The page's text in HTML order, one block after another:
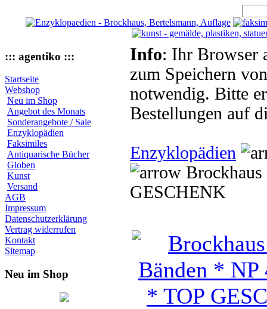
::: agentiko :::
Startseite
Webshop
Neu im Shop
Angebot des Monats
Sonderangebote / Sale
Enzyklopädien
Faksimiles
Antiquarische Bücher
Globen
Kunst
Versand
AGB
Impressum
Datenschutzerklärung
Vertrag widerrufen
Kontakt
Sitemap
Neu im Shop
Info: Ihr Browser
zum Speichern
notwendig. Bitte
Bestellungen auf
Enzyklopädien
GESCHENK